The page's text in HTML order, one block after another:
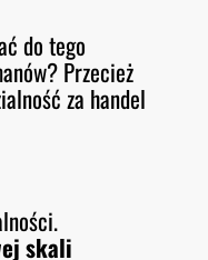
do tego
Przecież
za handel
skali